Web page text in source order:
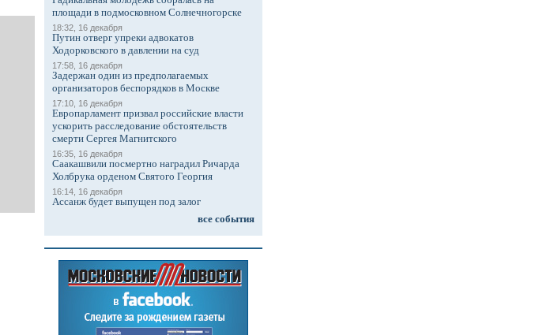
площади в подмосковном Солнечногорске
18:32, 16 декабря
Путин отверг упреки адвокатов
Ходорковского в давлении на суд
17:58, 16 декабря
Задержан один из предполагаемых
организаторов беспорядков в Москве
17:10, 16 декабря
Европарламент призвал российские власти
ускорить расследование обстоятельств
смерти Сергея Магнитского
16:35, 16 декабря
Саакашвили посмертно наградил Ричарда
Холбрука орденом Святого Георгия
16:14, 16 декабря
Ассанж будет выпущен под залог
все события